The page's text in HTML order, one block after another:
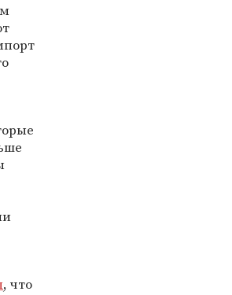
, что